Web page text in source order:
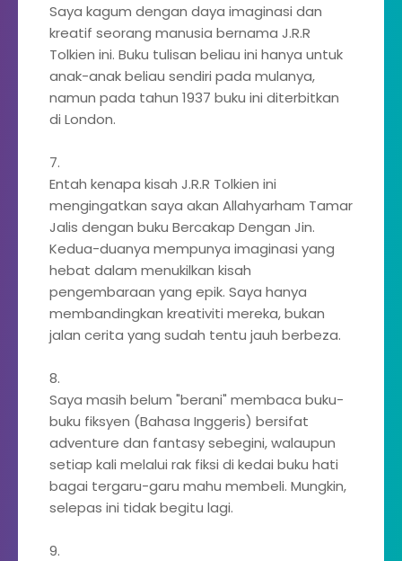
Saya kagum dengan daya imaginasi dan
kreatif seorang manusia bernama J.R.R
Tolkien ini. Buku tulisan beliau ini hanya untuk
anak-anak beliau sendiri pada mulanya,
namun pada tahun 1937 buku ini diterbitkan
di London.
7.
Entah kenapa kisah J.R.R Tolkien ini
mengingatkan saya akan Allahyarham Tamar
Jalis dengan buku Bercakap Dengan Jin.
Kedua-duanya mempunya imaginasi yang
hebat dalam menukilkan kisah
pengembaraan yang epik. Saya hanya
membandingkan kreativiti mereka, bukan
jalan cerita yang sudah tentu jauh berbeza.
8.
Saya masih belum "berani" membaca buku-
buku fiksyen (Bahasa Inggeris) bersifat
adventure dan fantasy sebegini, walaupun
setiap kali melalui rak fiksi di kedai buku hati
bagai tergaru-garu mahu membeli. Mungkin,
selepas ini tidak begitu lagi.
9.